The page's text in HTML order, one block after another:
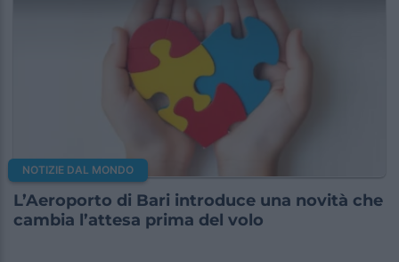
NOTIZIE DAL MONDO
L’Aeroporto di Bari introduce una novità che
cambia l’attesa prima del volo